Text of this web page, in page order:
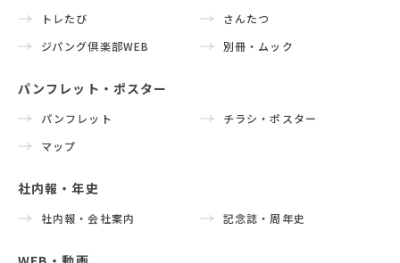
トレたび
さんたつ
ジパング倶楽部WEB
別冊・ムック
パンフレット・ポスター
パンフレット
チラシ・ポスター
マップ
社内報・年史
社内報・会社案内 記念誌・周年史